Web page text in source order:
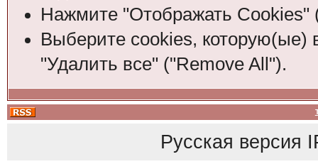
Нажмите "Отображать Cookies"
Выберите cookies, которую(ые)
"Удалить все" ("Remove All").
Русская версия